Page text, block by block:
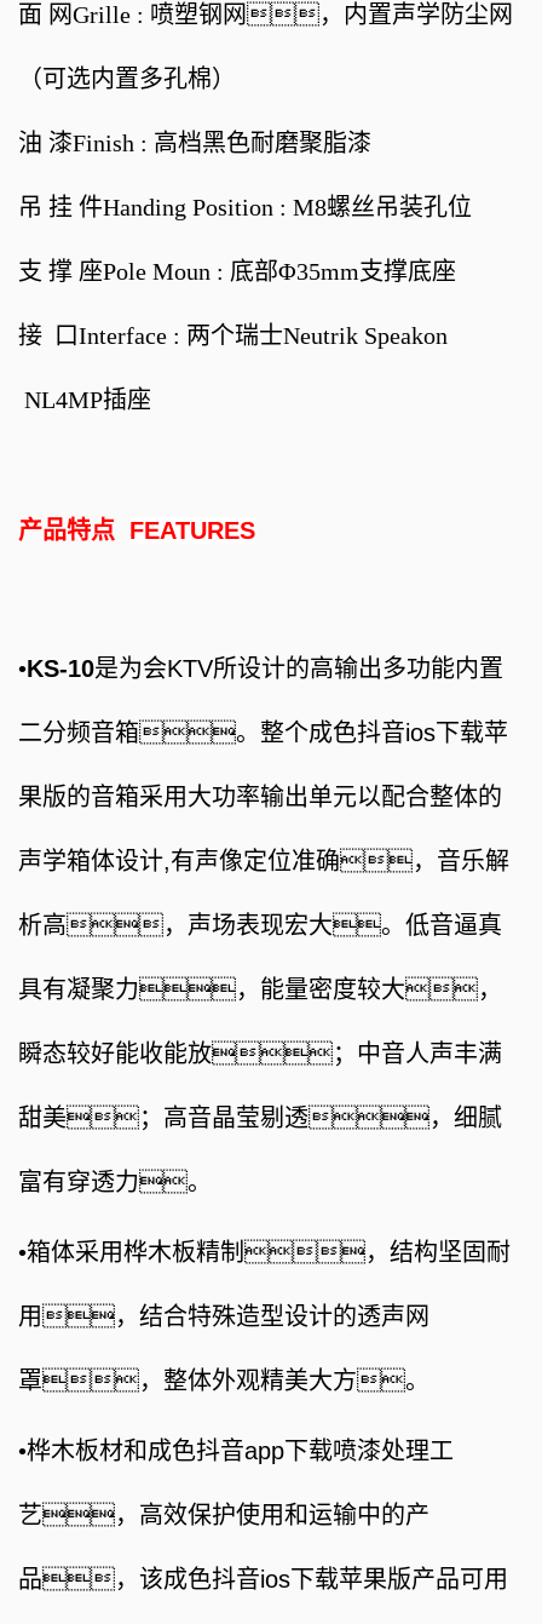
面 网Grille : 喷塑钢网，内置声学防尘网
（可选内置多孔棉）
油 漆Finish : 高档黑色耐磨聚脂漆
吊 挂 件Handing Position : M8螺丝吊装孔位
支 撑 座Pole Moun : 底部Φ35mm支撑底座
接 口Interface : 两个瑞士Neutrik Speakon
NL4MP插座
产品特点 FEATURES
•KS-10是为会KTV所设计的高输出多功能内置
二分频音箱。整个成色抖音ios下载苹
果版的音箱采用大功率输出单元以配合整体的
声学箱体设计,有声像定位准确，音乐解
析高，声场表现宏大。低音逼真
具有凝聚力，能量密度较大，
瞬态较好能收能放；中音人声丰满
甜美；高音晶莹剔透，细腻
富有穿透力。
•箱体采用桦木板精制，结构坚固耐
用，结合特殊造型设计的透声网
罩，整体外观精美大方。
•桦木板材和成色抖音app下载喷漆处理工
艺，高效保护使用和运输中的产
品，该成色抖音ios下载苹果版产品可用